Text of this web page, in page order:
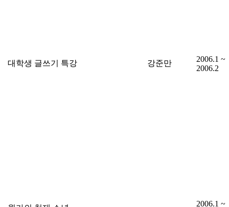
대학생 글쓰기 특강 강준만
2006.1 ~
2006.2
2006.1 ~